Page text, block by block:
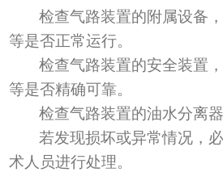
检查气路装置的附属设备
等是否正常运行。
检查气路装置的安全装置
等是否精确可靠。
检查气路装置的油水分离
若发现损坏或异常情况，
术人员进行处理。